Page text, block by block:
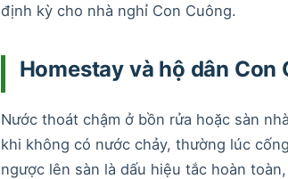
định kỳ cho nhà nghỉ Con Cuông.
Homestay và hộ dân
Nước thoát chậm ở bồn rửa hoặc sàn
khi không có nước chảy, thường lúc
ngược lên sàn là dấu hiệu tắc hoàn